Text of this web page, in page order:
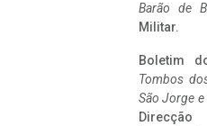
Barão de
Militar.
Boletim
Tombos
São Jorge e